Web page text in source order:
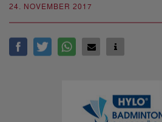
24. NOVEMBER 2017